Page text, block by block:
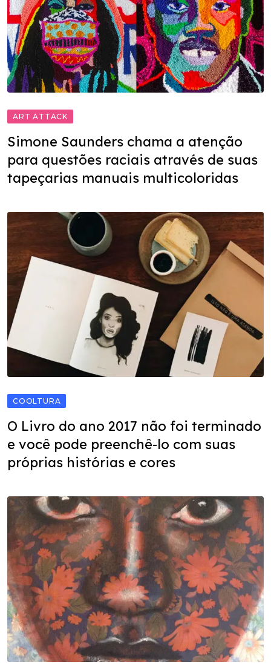
ART ATTACK
Simone Saunders chama a atenção
para questões raciais através de suas
tapeçarias manuais multicoloridas
COOLTURA
O Livro do ano 2017 não foi terminado
e você pode preenchê-lo com suas
próprias histórias e cores